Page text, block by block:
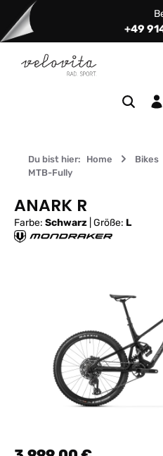
Zum Hauptinhalt springen
+49
Du bist hier: Home Bikes
MTB-Fully
ANARK R
Farbe: Schwarz Größe: L
Regulärer Preis: